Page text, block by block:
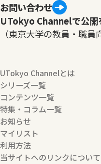
お問い合わせ
UTokyo Channelで公開
（東京大学の教員・職員
UTokyo Channelとは
シリーズ一覧
コンテンツ一覧
特集・コラム一覧
お知らせ
マイリスト
利用方法
当サイトへのリンクについて